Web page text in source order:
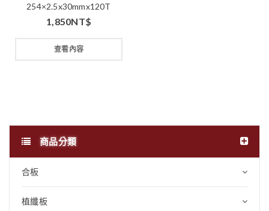
商品分類
合板
植纖板
254×2.5x30mmx120T
1,850NT$
查看內容